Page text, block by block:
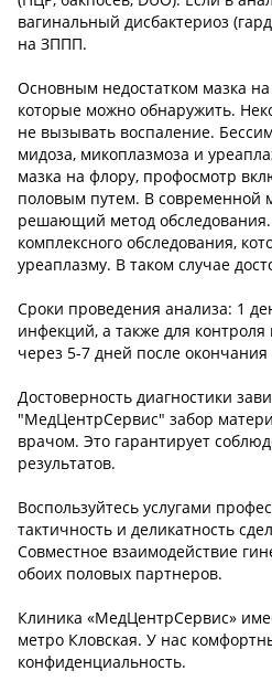
вагинальный дисбактериоз
на ЗППП.
Основным недостатком мазка
которые можно обнаружить.
не вызывать воспаление.
мидоза, микоплазмоза и
мазка на флору, профосмотр
половым путем. В современной
решающий метод обследования.
комплексного обследования,
уреаплазму. В таком случае
Сроки проведения анализа: 1
инфекций, а также для
через 5-7 дней после
Достоверность диагностики
"МедЦентрСервис" забор
врачом. Это гарантирует
результатов.
Воспользуйтесь услугами
тактичность и деликатность
Совместное взаимодействие
обоих половых партнеров.
Клиника «МедЦентрСервис»
метро Кловская. У нас
конфиденциальность.